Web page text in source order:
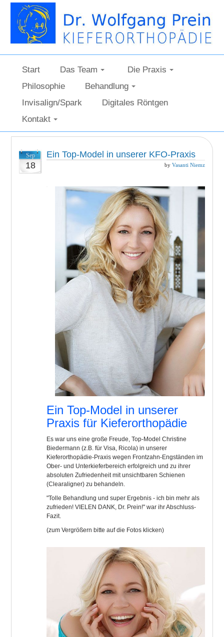
Start Das Team
Die Praxis
Philosophie
Behandlung
Invisalign/Spark
Digitales Röntgen
Kontakt
Sep
18
Ein Top-Model in unserer KFO-Praxis
by Vasanti Niemz
Ein Top-Model in unserer
Praxis für Kieferorthopädie
Es war uns eine große Freude, Top-Model Christine
Biedermann (z.B. für Visa, Ricola) in unserer
Kieferorthopädie-Praxis wegen Frontzahn-Engständen im
Ober- und Unterkieferbereich erfolgreich und zu ihrer
absoluten Zufriedenheit mit unsichtbaren Schienen
(Clearaligner) zu behandeln.
"Tolle Behandlung und super Ergebnis - ich bin mehr als
zufrieden! VIELEN DANK, Dr. Prein!" war ihr Abschluss-
Fazit.
(zum Vergrößern bitte auf die Fotos klicken)